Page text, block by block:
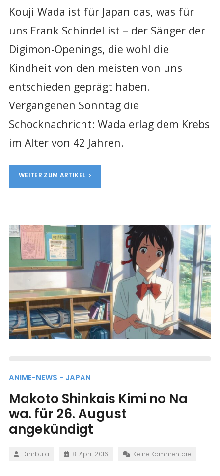
Kouji Wada ist für Japan das, was für
uns Frank Schindel ist – der Sänger der
Digimon-Openings, die wohl die
Kindheit von den meisten von uns
entschieden geprägt haben.
Vergangenen Sonntag die
Schocknachricht: Wada erlag dem Krebs
im Alter von 42 Jahren.
WEITER ZUM ARTIKEL
ANIME-NEWS - JAPAN
Makoto Shinkais Kimi no Na
wa. für 26. August
angekündigt
Dimbula 8. April 2016 Keine Kommentare